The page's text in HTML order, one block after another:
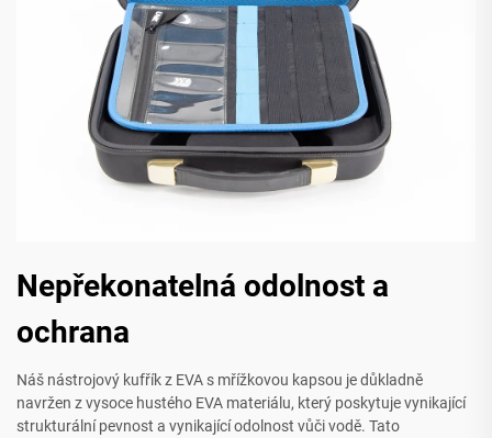
Nepřekonatelná odolnost a
ochrana
Náš nástrojový kufřík z EVA s mřížkovou kapsou je důkladně
navržen z vysoce hustého EVA materiálu, který poskytuje vynikající
strukturální pevnost a vynikající odolnost vůči vodě. Tato